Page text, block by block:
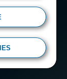
Kontakt